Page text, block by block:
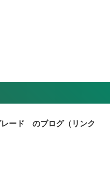
ード のブログ（リンク